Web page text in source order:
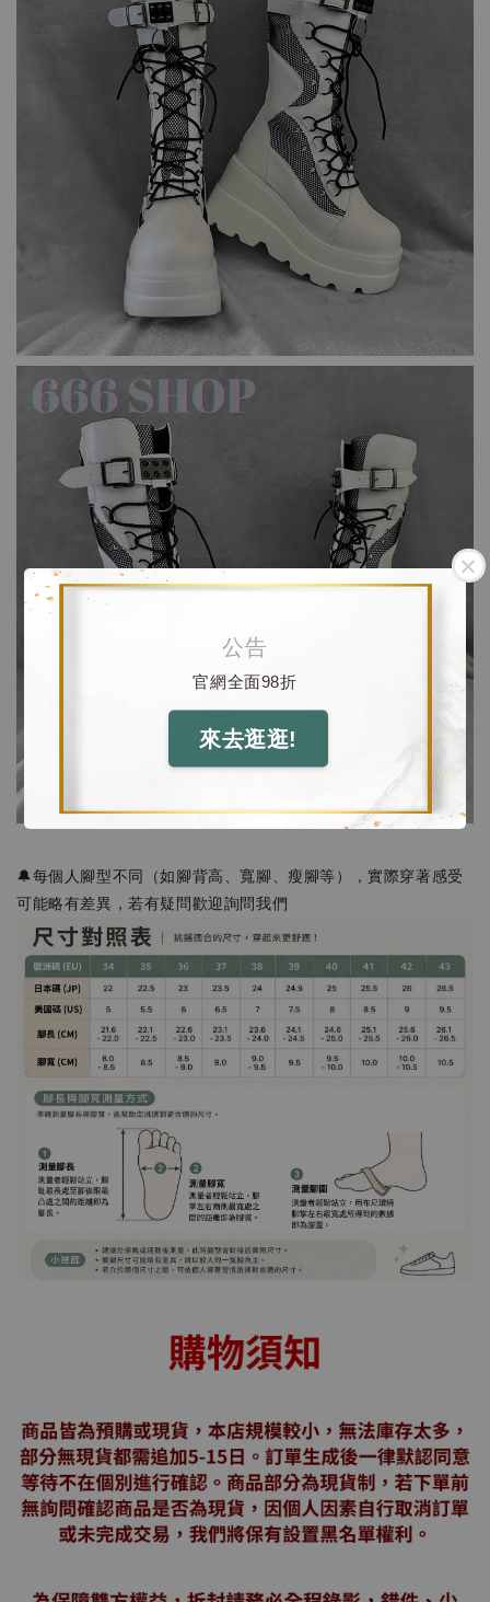
公告
官網全面98折
來去逛逛!
🔔每個人腳型不同（如腳背高、寬腳、瘦腳等），實際穿著感受
可能略有差異，若有疑問歡迎詢問我們